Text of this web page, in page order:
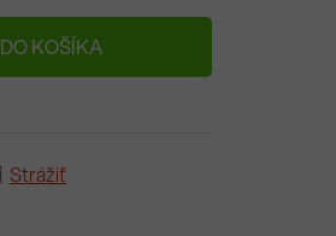
DO KOŠÍKA
Strážiť